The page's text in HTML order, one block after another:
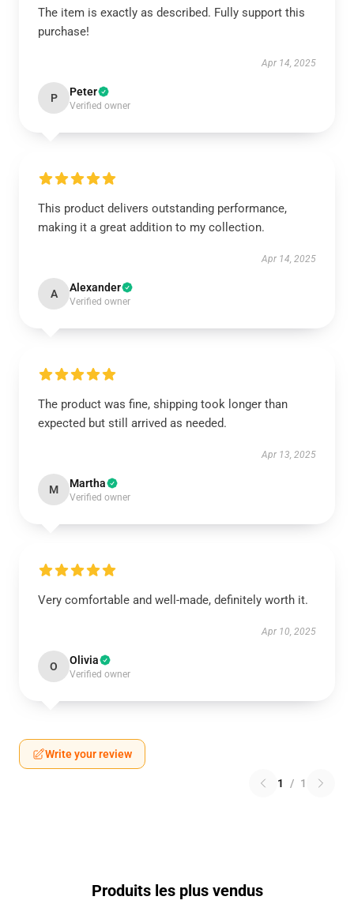
The item is exactly as described. Fully support this
purchase!
Apr 14, 2025
P Peter
Verified owner
This product delivers outstanding performance,
making it a great addition to my collection.
Apr 14, 2025
A Alexander
Verified owner
The product was fine, shipping took longer than
expected but still arrived as needed.
Apr 13, 2025
M Martha
Verified owner
Very comfortable and well-made, definitely worth it.
Apr 10, 2025
O Olivia
Verified owner
Write your review
1 / 1
Produits les plus vendus